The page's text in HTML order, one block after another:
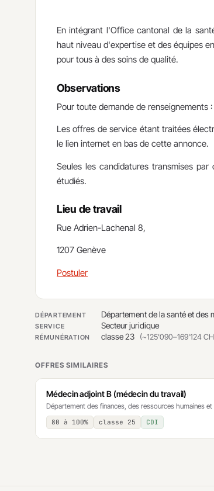
En intégrant l'Office cantonal de la
haut niveau d'expertise et des équipes
pour tous à des soins de qualité.​
Observations
​Pour toute demande de renseignements
Les offres de service étant traitées
le lien internet en bas de cette annonce.
Seules les candidatures transmises
étudiés.
Lieu de travail
​Rue Adrien-Lachenal 8,
1207 Genève
Postuler
DÉPARTEMENT Département de la santé et des
SERVICE Secteur juridique
RÉMUNÉRATION classe 23 (~125'090–169'124
OFFRES SIMILAIRES
Médecin adjoint B (médecin du travail)
Département des finances, des ressources humaines
80 à 100% classe 25 CDI